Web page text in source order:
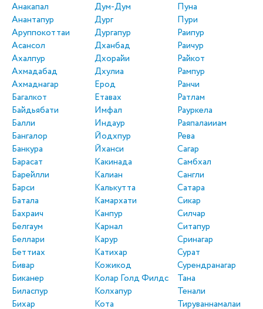
Анакапал
Анантапур
Аруппокоттаи
Асансол
Ахалпур
Ахмадабад
Ахмаднагар
Багалкот
Байдьябати
Балли
Бангалор
Банкура
Барасат
Барейлли
Барси
Батала
Бахраич
Белгаум
Беллари
Беттиах
Бивар
Биканер
Биласпур
Бихар
Дум-Дум
Дург
Дургапур
Дханбад
Дхорайи
Дхулиа
Ерод
Етавах
Имфал
Индаур
Йодхпур
Йханси
Какинада
Калиан
Калькутта
Камархати
Канпур
Карнал
Карур
Катихар
Кожикод
Колар Голд Филдс
Колхапур
Кота
Пуна
Пури
Раипур
Раичур
Райкот
Рампур
Ранчи
Ратлам
Рауркела
Раяпалаииам
Рева
Сагар
Самбхал
Сангли
Сатара
Сикар
Силчар
Ситапур
Сринагар
Сурат
Сурендранагар
Тана
Тенали
Тируваннамалаи